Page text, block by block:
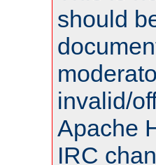
should
invalid/
Apache
IRC